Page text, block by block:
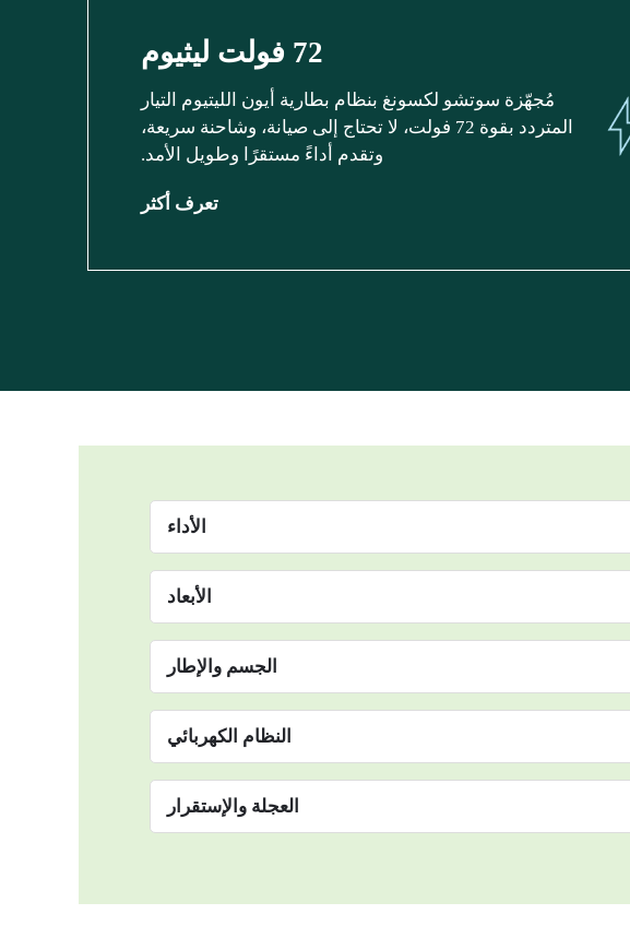
72 فولت ليثيوم
مُجهّزة سوتشو لكسونغ بنظام بطارية أيون الليتيوم التيار
المتردد بقوة 72 فولت، لا تحتاج إلى صيانة، وشاحنة سريعة،
وتقدم أداءً مستقرًا وطويل الأمد.
تعرف أكثر
الأداء
الأبعاد
الجسم والإطار
النظام الكهربائي
العجلة والإستقرار